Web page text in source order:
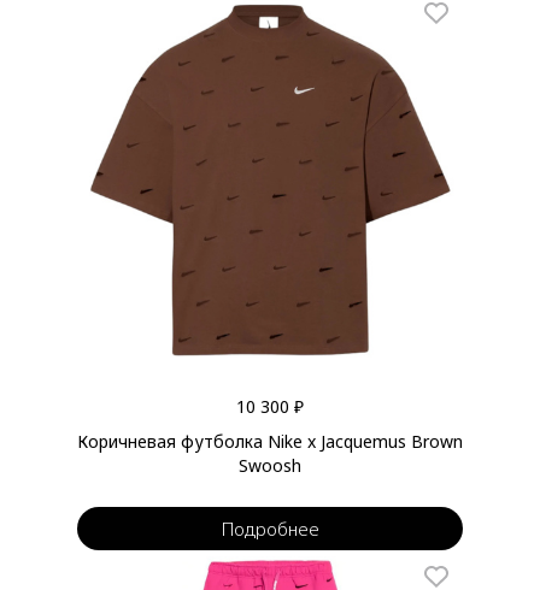
10 300 ₽
Коричневая футболка Nike x Jacquemus Brown
Swoosh
Подробнее